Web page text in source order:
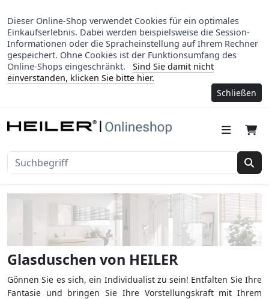
Dieser Online-Shop verwendet Cookies für ein optimales
Einkaufserlebnis. Dabei werden beispielsweise die Session-
Informationen oder die Spracheinstellung auf Ihrem Rechner
gespeichert. Ohne Cookies ist der Funktionsumfang des
Online-Shops eingeschränkt.
Sind Sie damit nicht
einverstanden, klicken Sie bitte hier.
Schließen
Glasduschen von HEILER
Gönnen Sie es sich, ein Individualist zu sein! Entfalten Sie Ihre
Fantasie und bringen Sie Ihre Vorstellungskraft mit Ihrem